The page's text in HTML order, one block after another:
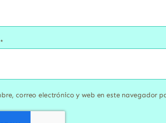
*
correo electrónico y web en este navegador